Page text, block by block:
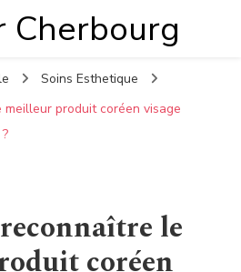
Cherbourg
Soins Esthetique
meilleur produit coréen visage
le
coréen